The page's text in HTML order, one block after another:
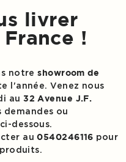
livrer
!
notreshowroom de
l'année. Venez nous
au32 Avenue J.F.
demandes ou
dessous.
au0540246116 pour